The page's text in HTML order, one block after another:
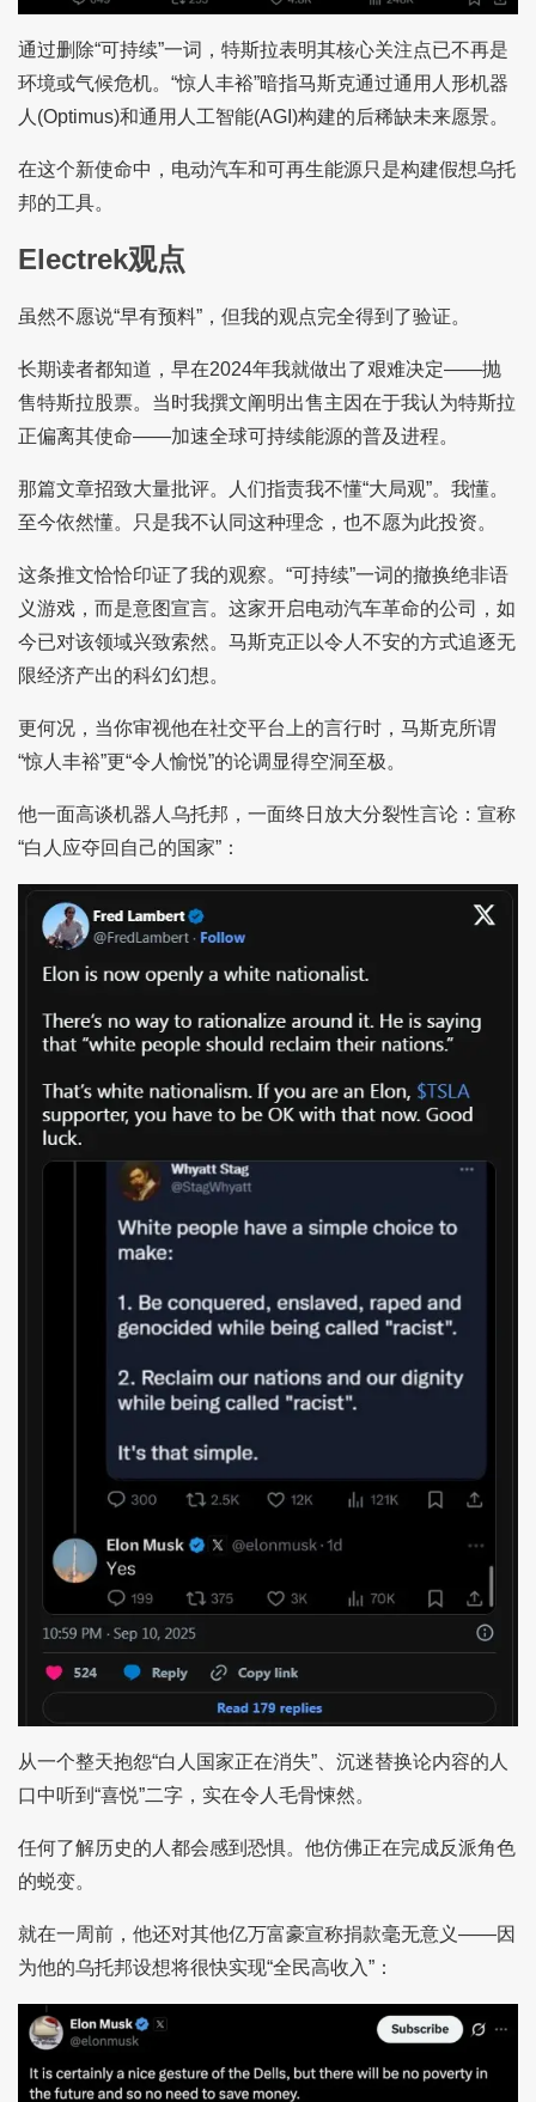
通过删除“可持续”一词，特斯拉表明其核心关注点已不再是
环境或气候危机。“惊人丰裕”暗指马斯克通过通用人形机器
人(Optimus)和通用人工智能(AGI)构建的后稀缺未来愿景。
在这个新使命中，电动汽车和可再生能源只是构建假想乌托
邦的工具。
Electrek观点
虽然不愿说“早有预料”，但我的观点完全得到了验证。
长期读者都知道，早在2024年我就做出了艰难决定——抛
售特斯拉股票。当时我撰文阐明出售主因在于我认为特斯拉
正偏离其使命——加速全球可持续能源的普及进程。
那篇文章招致大量批评。人们指责我不懂“大局观”。我懂。
至今依然懂。只是我不认同这种理念，也不愿为此投资。
这条推文恰恰印证了我的观察。“可持续”一词的撤换绝非语
义游戏，而是意图宣言。这家开启电动汽车革命的公司，如
今已对该领域兴致索然。马斯克正以令人不安的方式追逐无
限经济产出的科幻幻想。
更何况，当你审视他在社交平台上的言行时，马斯克所谓
“惊人丰裕”更“令人愉悦”的论调显得空洞至极。
他一面高谈机器人乌托邦，一面终日放大分裂性言论：宣称
“白人应夺回自己的国家”：
从一个整天抱怨“白人国家正在消失”、沉迷替换论内容的人
口中听到“喜悦”二字，实在令人毛骨悚然。
任何了解历史的人都会感到恐惧。他仿佛正在完成反派角色
的蜕变。
就在一周前，他还对其他亿万富豪宣称捐款毫无意义——因
为他的乌托邦设想将很快实现“全民高收入”：